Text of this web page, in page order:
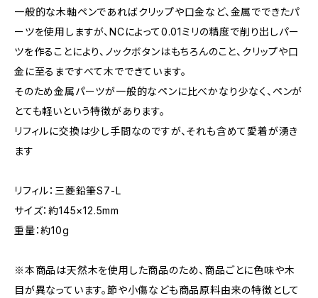
一般的な木軸ペンであればクリップや口金など、金属でできたパ
ーツを使用しますが、NCによって0.01ミリの精度で削り出しパー
ツを作ることにより、ノックボタンはもちろんのこと、クリップや口
金に至るまですべて木でできています。
そのため金属パーツが一般的なペンに比べかなり少なく、ペンが
とても軽いという特徴があります。
リフィルに交換は少し手間なのですが、それも含めて愛着が湧き
ます
リフィル：三菱鉛筆S7-L
サイズ：約145×12.5mm
重量：約10g
※本商品は天然木を使用した商品のため、商品ごとに色味や木
目が異なっています。節や小傷なども商品原料由来の特徴として